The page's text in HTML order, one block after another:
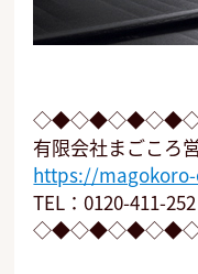
有限会社まごころ
https://
TEL：0120-411-252